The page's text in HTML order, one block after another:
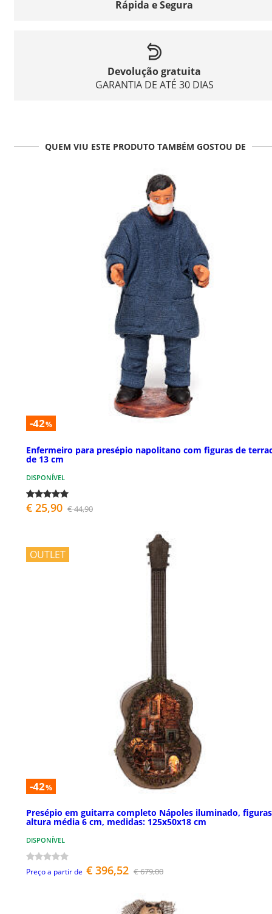
Rápida e Segura
Devolução gratuita
GARANTIA DE ATÉ 30 DIAS
QUEM VIU ESTE PRODUTO TAMBÉM GOSTOU DE
-42%
Enfermeiro para presépio napolitano com figuras de
de 13 cm
DISPONÍVEL
€ 25,90 € 44,90
OUTLET
-42%
Presépio em guitarra completo Nápoles iluminado, figuras
altura média 6 cm, medidas: 125x50x18 cm
DISPONÍVEL
Preço a partir de € 396,52 € 679,00